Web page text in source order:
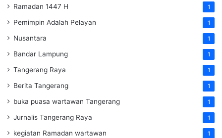
Ramadan 1447 H 1
Pemimpin Adalah Pelayan 1
Nusantara 1
Bandar Lampung 1
Tangerang Raya 1
Berita Tangerang 1
buka puasa wartawan Tangerang 1
Jurnalis Tangerang Raya 1
kegiatan Ramadan wartawan 1